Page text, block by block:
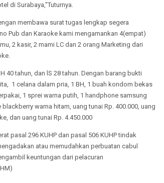
di Surabaya,"Tuturnya.
membawa surat tugas lengkap segera
Pub dan Karaoke kami mengamankan 4(empat)
2 kasir, 2 mami LC dan 2 orang Marketing dari
40 tahun, dan lS 28 tahun. Dengan barang bukti
1 celana dalam pria, 1 BH, 1 buah kondom bekas
1 sprei warna putih, 1 handphone samsung
warna hitam, uang tunai Rp. 400.000, uang
dan uang tunai Rp. 4.450.000
pasal 296 KUHP dan pasal 506 KUHP tindak
atau memudahkan perbuatan cabul
keuntungan dari pelacuran